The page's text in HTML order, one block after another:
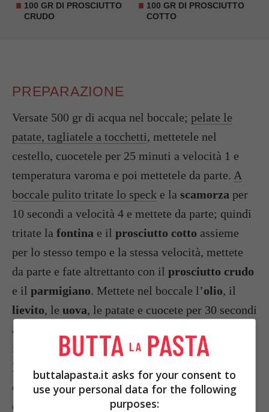
100 GR DI PROSCIUTTO
CRUDO
100 GR DI PROSCIUTTO
COTTO
PREPARAZIONE
Versate 500 gr di acqua nel boccale; pelate le
patate, tagliatele a tocchetti, mettetele nel
cestello, cuocetele per 25 minuti a velocità 1 e
temperatura varoma e poi mettetele da parte. A
boccale pulito tritate lo speck e la scamorza per
10 secondi a velocità 4 e mettete da parte; quindi
tritate la fontina e il prosciutto cotto assieme
per lo stesso tempo e la stessa velocità, mettete
da parte e fate altrettanto con il prosciutto crudo
e il parmigiano. Mettete nel boccale l’olio, il
lievito, le uova, le patate e cuocete per 30 secondi
a velocità 4; quindiunite la
impastate a velocità spiga per 3 minuti. Versate
l’impasto ottenuto su una spianatoia e formate
circa 40 palline, ognuna farcita a scelta con uno
dei 3 ripieni preparati; riponetele a lievitare per
buttalapasta.it asks for your consent to
use your personal data for the following
purposes: